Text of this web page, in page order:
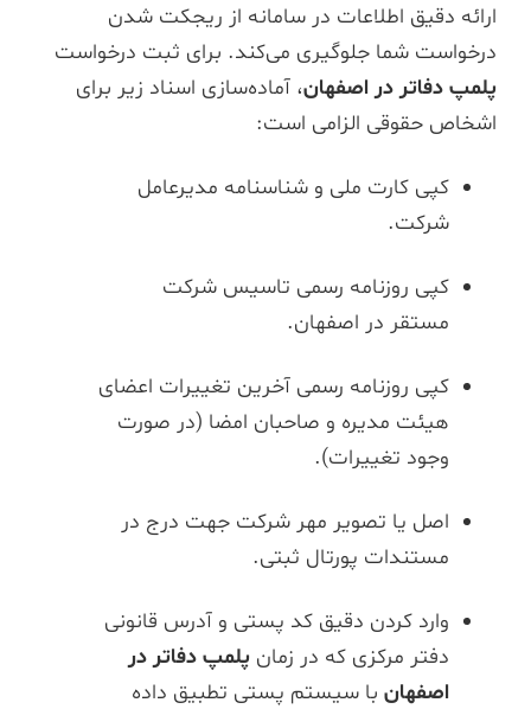
ارائه دقیق اطلاعات در سامانه از ریجکت شدن
درخواست شما جلوگیری می‌کند. برای ثبت درخواست
پلمپ دفاتر در اصفهان، آماده‌سازی اسناد زیر برای
اشخاص حقوقی الزامی است:
کپی کارت ملی و شناسنامه مدیرعامل
شرکت.
کپی روزنامه رسمی تاسیس شرکت
مستقر در اصفهان.
کپی روزنامه رسمی آخرین تغییرات اعضای
هیئت مدیره و صاحبان امضا (در صورت
وجود تغییرات).
اصل یا تصویر مهر شرکت جهت درج در
مستندات پورتال ثبتی.
وارد کردن دقیق کد پستی و آدرس قانونی
دفتر مرکزی که در زمان پلمپ دفاتر در
اصفهانبا سیستم پستی تطبیق داده